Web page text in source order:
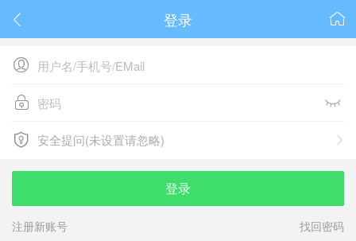
 
登录

 
 
安全提问(未设置请忽略)
安全提问(未设置请忽略)
登录
注册新账号
找回密码